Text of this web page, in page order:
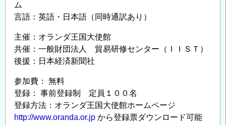
ム
言語：英語・日本語（同時通訳あり）
主催：オランダ王国大使館
共催：一般財団法人 貿易研修センター（ＩＩＳＴ）
後援：日本経済新聞社
参加費： 無料
登録： 事前登録制 定員１００名
登録方法：オランダ王国大使館ホームページ
http://www.oranda.or.jp から登録票ダウンロード可能